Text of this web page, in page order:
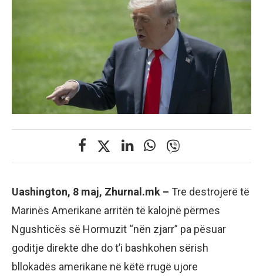
Uashington, 8 maj, Zhurnal.mk – Tre destrojerë të
Marinës Amerikane arritën të kalojnë përmes
Ngushticës së Hormuzit “nën zjarr” pa pësuar
goditje direkte dhe do t’i bashkohen sërish
bllokadës amerikane në këtë rrugë ujore